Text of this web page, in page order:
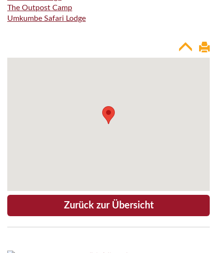
The Outpost Camp
Umkumbe Safari Lodge
Zurück zur Übersicht